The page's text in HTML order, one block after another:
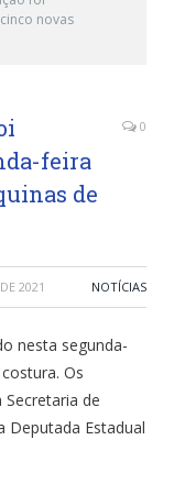
novas
feira
de
0
2021 NOTÍCIAS
nesta segunda-
Os
de
Deputada Estadual